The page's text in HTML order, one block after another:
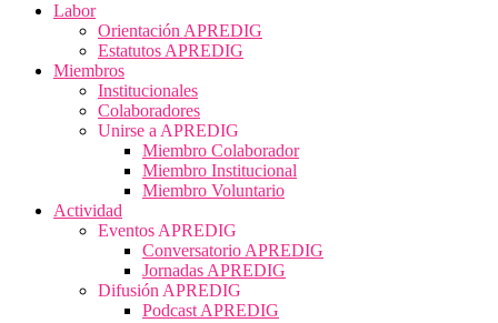
Labor
Orientación APREDIG
Estatutos APREDIG
Miembros
Institucionales
Colaboradores
Unirse a APREDIG
Miembro Colaborador
Miembro Institucional
Miembro Voluntario
Actividad
Eventos APREDIG
Conversatorio APREDIG
Jornadas APREDIG
Difusión APREDIG
Podcast APREDIG